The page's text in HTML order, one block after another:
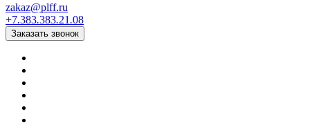
zakaz@plff.ru
+7.383.383.21.08
Заказать звонок